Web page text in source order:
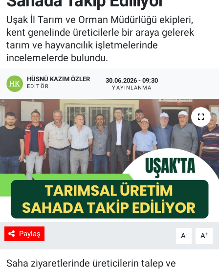
Uşak İl Tarım ve Orman Müdürlüğü ekipleri,
kent genelinde üreticilerle bir araya gelerek
tarım ve hayvancılık işletmelerinde
incelemelerde bulundu.
HÜSNÜ KAZIM ÖZLER
EDITÖR
30.06.2026 - 09:30
YAYINLANMA
Paylaş A- A+
Saha ziyaretlerinde üreticilerin talep ve
Manşet
Resmi İlanlar
Spor
Uşak Haberleri